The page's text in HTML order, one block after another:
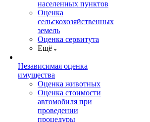
населенных пунктов
Оценка
сельскохозяйственных
земель
Оценка сервитута
Ещё
Независимая оценка
имущества
Оценка животных
Оценка стоимости
автомобиля при
проведении
процедуры